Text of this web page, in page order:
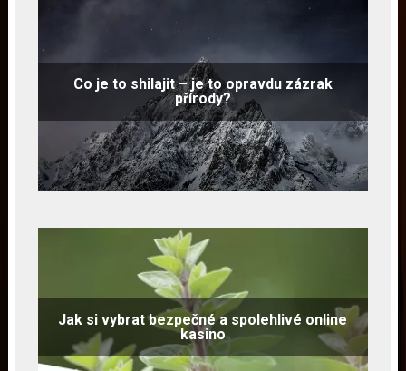
Co je to shilajit – je to opravdu zázrak
přírody?
Jak si vybrat bezpečné a spolehlivé online
kasino